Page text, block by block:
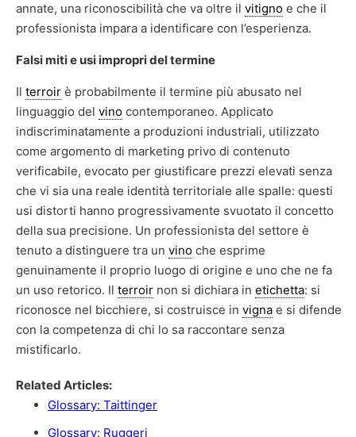
annate, una riconoscibilità che va oltre il vitigno e che il
professionista impara a identificare con l’esperienza.
Falsi miti e usi impropri del termine
Il terroir è probabilmente il termine più abusato nel
linguaggio del vino contemporaneo. Applicato
indiscriminatamente a produzioni industriali, utilizzato
come argomento di marketing privo di contenuto
verificabile, evocato per giustificare prezzi elevati senza
che vi sia una reale identità territoriale alle spalle: questi
usi distorti hanno progressivamente svuotato il concetto
della sua precisione. Un professionista del settore è
tenuto a distinguere tra un vino che esprime
genuinamente il proprio luogo di origine e uno che ne fa
un uso retorico. Il terroir non si dichiara in etichetta: si
riconosce nel bicchiere, si costruisce in vigna e si difende
con la competenza di chi lo sa raccontare senza
mistificarlo.
Related Articles:
Glossary: Taittinger
Glossary: Ruggeri